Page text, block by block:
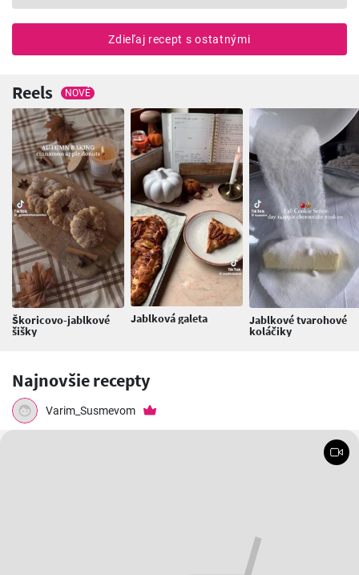
Zdieľaj recept s ostatnými
Reels NOVÉ
Škoricovo-jablkové
šišky
Jablková galeta Jablkové tvarohové
koláčiky
Najnovšie recepty
Varim_Susmevom